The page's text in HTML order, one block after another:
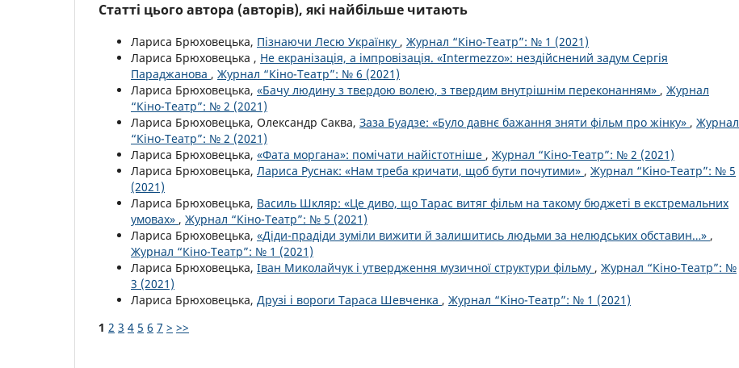
Статті цього автора (авторів), які найбільше читають
Лариса Брюховецька, Пізнаючи Лесю Українку , Журнал “Кіно-Театр”: № 1 (2021)
Лариса Брюховецька , Не екранізація, а імпровізація. «Intermezzo»: нездійснений задум Сергія
Параджанова , Журнал “Кіно-Театр”: № 6 (2021)
Лариса Брюховецька, «Бачу людину з твердою волею, з твердим внутрішнім переконанням» , Журнал
“Кіно-Театр”: № 2 (2021)
Лариса Брюховецька, Олександр Саква, Заза Буадзе: «Було давнє бажання зняти фільм про жінку» , Журнал
“Кіно-Театр”: № 2 (2021)
Лариса Брюховецька, «Фата моргана»: помічати найістотніше , Журнал “Кіно-Театр”: № 2 (2021)
Лариса Брюховецька, Лариса Руснак: «Нам треба кричати, щоб бути почутими» , Журнал “Кіно-Театр”: № 5
(2021)
Лариса Брюховецька, Василь Шкляр: «Це диво, що Тарас витяг фільм на такому бюджеті в екстремальних
умовах» , Журнал “Кіно-Театр”: № 5 (2021)
Лариса Брюховецька, «Діди-прадіди зуміли вижити й залишитись людьми за нелюдських обставин…» ,
Журнал “Кіно-Театр”: № 1 (2021)
Лариса Брюховецька, Іван Миколайчук і утвердження музичної структури фільму , Журнал “Кіно-Театр”: №
3 (2021)
Лариса Брюховецька, Друзі і вороги Тараса Шевченка , Журнал “Кіно-Театр”: № 1 (2021)
1 2 3 4 5 6 7 > >>